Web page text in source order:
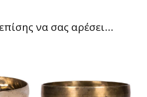
να σας αρέσει…